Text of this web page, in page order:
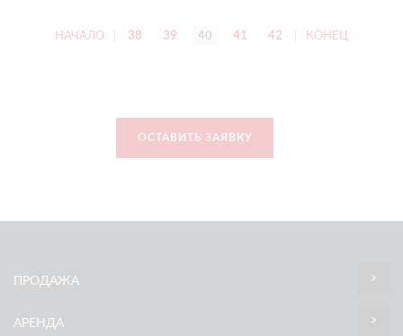
монтаж стеновых
НАЧАЛО 38 39 40 41 42 КОНЕЦ
ОСТАВИТЬ ЗАЯВКУ
ПРОДАЖА
АРЕНДА